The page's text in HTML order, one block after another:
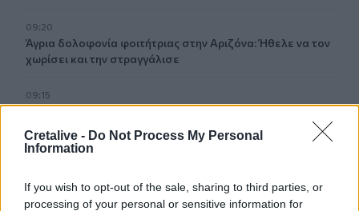
Cretalive - Do Not Process My Personal
Information
If you wish to opt-out of the sale, sharing to third parties, or
processing of your personal or sensitive information for
09:20
Άγρια δολοφονία φοιτήτριας στην Αριζόνα: Ήθελε να τον
χωρίσει και την στραγγάλισε
09:15
Ρίτα Αντωνοπούλου και Νεοκλής Νεοφυτίδης τιμούν Μίκη
δικαστήρια και τους κώδικες